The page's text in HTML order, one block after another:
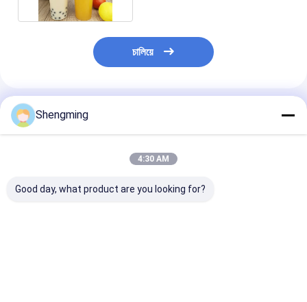
চালিয়ে
แนะนำผลิตภัณฑ์
Shengming
4:30 AM
Good day, what product are you looking for?